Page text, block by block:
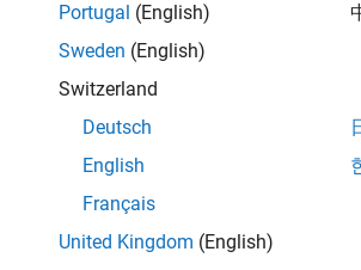
Portugal (English)
Sweden (English)
Switzerland
Deutsch
English
Français
United Kingdom (English)